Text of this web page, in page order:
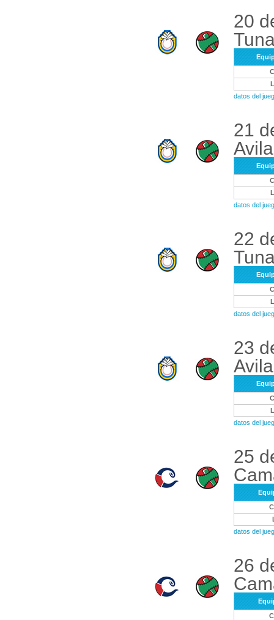
20
datos del
21
datos del
22
datos del
23
datos del
25
datos del
26